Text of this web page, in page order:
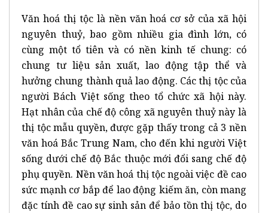
Văn hoá thị tộc là nền văn hoá cơ sở của xã hội
nguyên thuỷ, bao gồm nhiều gia đình lớn, có
cùng một tổ tiên và có nền kinh tế chung: có
chung tư liệu sản xuất, lao động tập thể và
hưởng chung thành quả lao động. Các thị tộc của
người Bách Việt sống theo tổ chức xã hội này.
Hạt nhân của chế độ công xã nguyên thuỷ này là
thị tộc mẫu quyền, được gặp thấy trong cả 3 nền
văn hoá Bắc Trung Nam, cho đến khi người Việt
sống dưới chế độ Bắc thuộc mới đổi sang chế độ
phụ quyền. Nền văn hoá thị tộc ngoài việc đề cao
sức mạnh cơ bắp để lao động kiếm ăn, còn mang
đặc tính đề cao sự sinh sản để bảo tồn thị tộc, do